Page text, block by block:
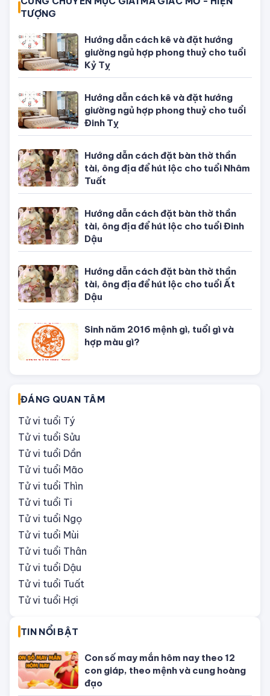
TƯỢNG
Hướng dẫn cách kê và đặt hướng
giường ngủ hợp phong thuỷ cho tuổi
Hướng dẫn cách kê và đặt hướng
giường ngủ hợp phong thuỷ cho tuổi
Hướng dẫn cách đặt bàn thờ thần
tài, ông địa để hút lộc cho tuổi Nhâm
Hướng dẫn cách đặt bàn thờ thần
tài, ông địa để hút lộc cho tuổi Đinh
Hướng dẫn cách đặt bàn thờ thần
tài, ông địa để hút lộc cho tuổi Ất
ĐÁNG QUAN TÂM
Tử vi tuổi Tý
Tử vi tuổi Sửu
Tử vi tuổi Dần
Tử vi tuổi Mão
Tử vi tuổi Thìn
Tử vi tuổi Ti
Tử vi tuổi Ngọ
Tử vi tuổi Mùi
Tử vi tuổi Thân
Tử vi tuổi Dậu
Tử vi tuổi Tuất
Tử vi tuổi Hợi
TIN NỔI BẬT
Con số may mắn hôm nay theo 12